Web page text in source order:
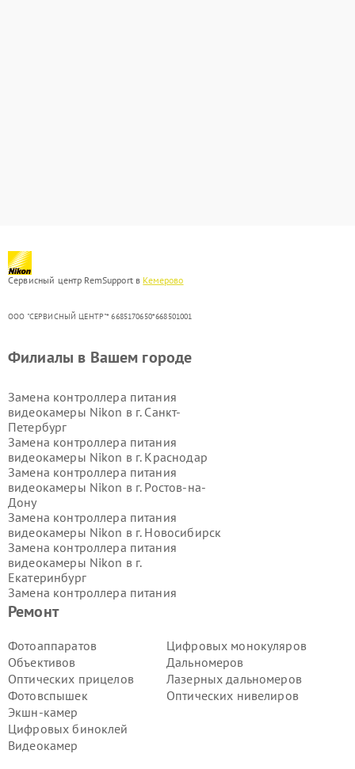
Сервисный центр RemSupport в Кемерово
ООО "СЕРВИСНЫЙ ЦЕНТР"* 6685170650*668501001
Ремонт
Фотоаппаратов
Объективов
Оптических прицелов
Фотовспышек
Экшн-камер
Цифровых биноклей
Видеокамер
Цифровых монокуляров
Дальномеров
Лазерных дальномеров
Оптических нивелиров
Филиалы в Вашем городе
Замена контроллера питания
видеокамеры Nikon в г. Санкт-
Петербург
Замена контроллера питания
видеокамеры Nikon в г. Краснодар
Замена контроллера питания
видеокамеры Nikon в г. Ростов-на-
Дону
Замена контроллера питания
видеокамеры Nikon в г. Новосибирск
Замена контроллера питания
видеокамеры Nikon в г.
Екатеринбург
Замена контроллера питания
видеокамеры Nikon в г.
видеокамеры Nikon в г.
Воронеж
Замена контроллера питания
видеокамеры Nikon в г.
Волгоград
Замена контроллера питания
видеокамеры Nikon в г.
Самара
Замена контроллера питания
видеокамеры Nikon в г.
Замена контроллера питания